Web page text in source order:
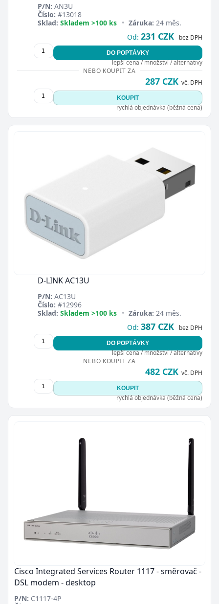
P/N: AN3U
Číslo: #13018
Sklad: Skladem >100 ks • Záruka: 24 měs.
Od: 231 CZK bez DPH
DO POPTÁVKY
lepší cena / množství / alternativy
NEBO KOUPIT ZA
287 CZK vč. DPH
KOUPIT
rychlá objednávka (běžná cena)
D-LINK AC13U
P/N: AC13U
Číslo: #12996
Sklad: Skladem >100 ks • Záruka: 24 měs.
Od: 387 CZK bez DPH
DO POPTÁVKY
lepší cena / množství / alternativy
NEBO KOUPIT ZA
482 CZK vč. DPH
KOUPIT
rychlá objednávka (běžná cena)
Cisco Integrated Services Router 1117 - směrovač -
DSL modem - desktop
P/N: C1117-4P